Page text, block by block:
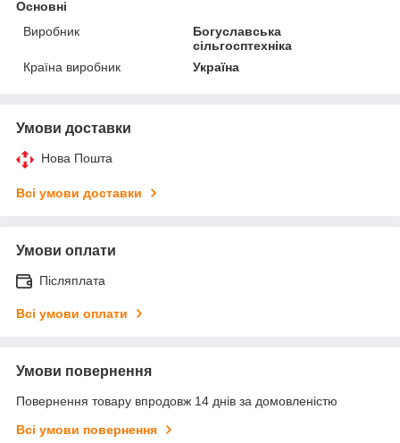
Основні
Виробник
Богуславська
сільгосптехніка
Країна виробник
Україна
Умови доставки
Нова Пошта
Всі умови доставки
Умови оплати
Післяплата
Всі умови оплати
Умови повернення
Повернення товару впродовж 14 днів за домовленістю
Всі умови повернення